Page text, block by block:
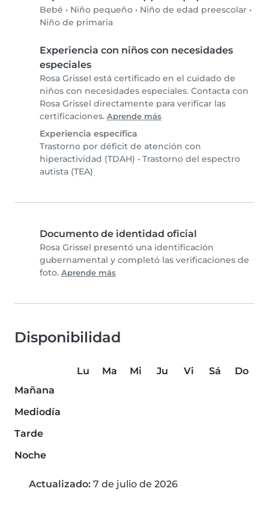
Bebé • Niño pequeño • Niño de edad preescolar •
Niño de primaria
Experiencia con niños con necesidades
especiales
Rosa Grissel está certificado en el cuidado de
niños con necesidades especiales. Contacta con
Rosa Grissel directamente para verificar las
certificaciones. Aprende más
Experiencia específica
Trastorno por déficit de atención con
hiperactividad (TDAH) • Trastorno del espectro
autista (TEA)
Documento de identidad oficial
Rosa Grissel presentó una identificación
gubernamental y completó las verificaciones de
foto. Aprende más
Disponibilidad
Lu Ma Mi Ju Vi Sá
Do
Mañana
Mediodía
Tarde
Noche
Actualizado: 7 de julio de 2026